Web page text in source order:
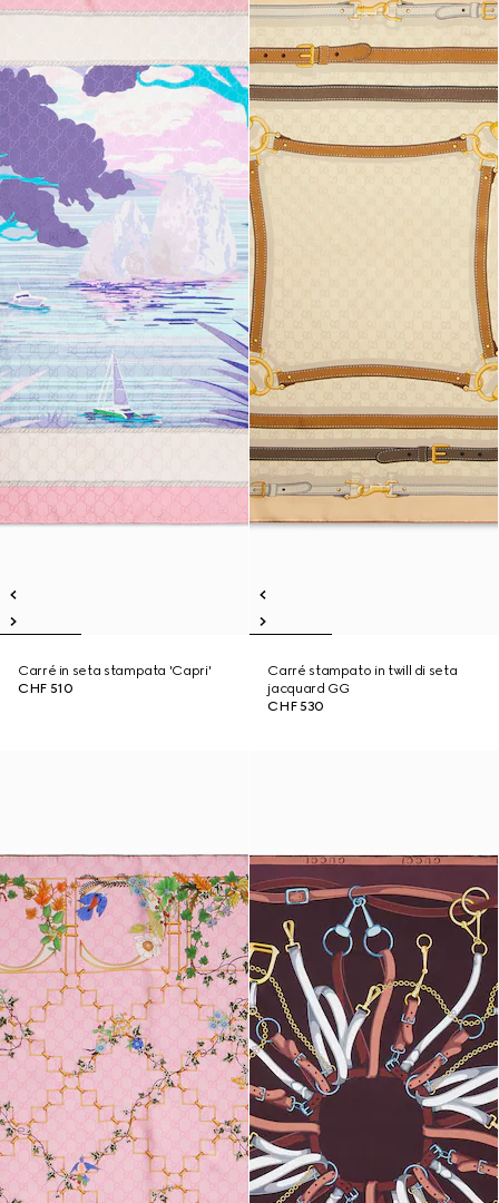
Carré in seta stampata 'Capri'
CHF 510
Carré stampato in twill di seta
jacquard GG
CHF 530